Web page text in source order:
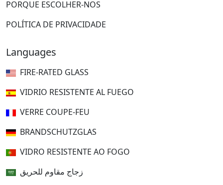
PORQUE ESCOLHER-NOS
POLÍTICA DE PRIVACIDADE
Languages
FIRE-RATED GLASS
VIDRIO RESISTENTE AL FUEGO
VERRE COUPE-FEU
BRANDSCHUTZGLAS
VIDRO RESISTENTE AO FOGO
زجاج مقاوم للحريق